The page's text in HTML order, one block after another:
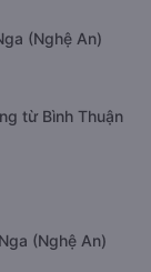
(Nghệ An)
từ Bình Thuận
(Nghệ An)